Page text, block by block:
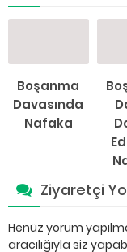
Boşanma
Davasında
Nafaka
Ziyaretçi
Henüz yorum
aracılığıyla siz